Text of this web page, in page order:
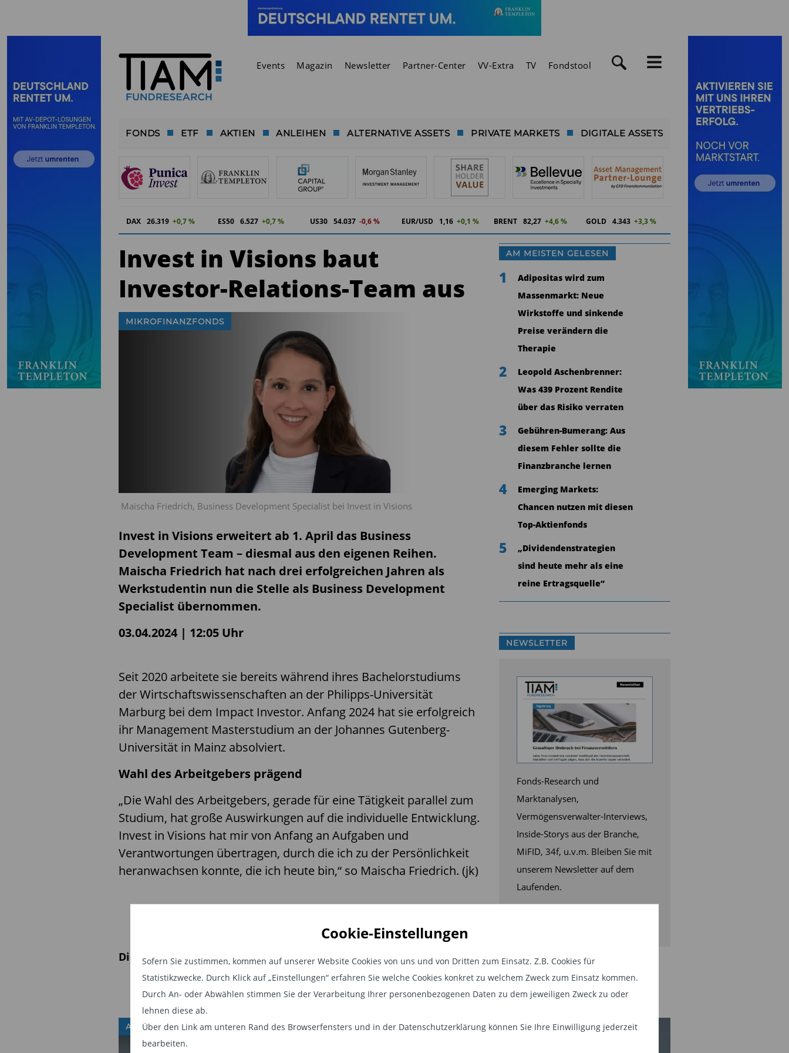
Cookie-Einstellungen
Sofern Sie zustimmen, kommen auf unserer Website Cookies von uns und von Dritten zum Einsatz. Z.B. Cookies für
Statistikzwecke. Durch Klick auf „Einstellungen“ erfahren Sie welche Cookies konkret zu welchem Zweck zum Einsatz kommen.
Durch An- oder Abwählen stimmen Sie der Verarbeitung Ihrer personenbezogenen Daten zu dem jeweiligen Zweck zu oder
lehnen diese ab.
Über den Link am unteren Rand des Browserfensters und in der Datenschutzerklärung können Sie Ihre Einwilligung jederzeit
bearbeiten.
Events Magazin Newsletter Partner-Center VV-Extra TV Fondstool
FONDS ETF AKTIEN ANLEIHEN ALTERNATIVE ASSETS PRIVATE MARKETS DIGITALE ASSETS
DAX 26.319 +0,7 % ES50 6.527 +0,7 % US30 54.037 -0,6 % EUR/USD 1,16 +0,1 % BRENT 82,27 +4,6 % GOLD 4.343 +3,3 %
Invest in Visions baut
Investor-Relations-Team aus
Maischa Friedrich, Business Development Specialist bei Invest in Visions
MIKROFINANZFONDS
Invest in Visions erweitert ab 1. April das Business
Development Team – diesmal aus den eigenen Reihen.
Maischa Friedrich hat nach drei erfolgreichen Jahren als
Werkstudentin nun die Stelle als Business Development
Specialist übernommen.
03.04.2024 | 12:05 Uhr
Seit 2020 arbeitete sie bereits während ihres Bachelorstudiums
der Wirtschaftswissenschaften an der Philipps-Universität
Marburg bei dem Impact Investor. Anfang 2024 hat sie erfolgreich
ihr Management Masterstudium an der Johannes Gutenberg-
Universität in Mainz absolviert.
Wahl des Arbeitgebers prägend
„Die Wahl des Arbeitgebers, gerade für eine Tätigkeit parallel zum
Studium, hat große Auswirkungen auf die individuelle Entwicklung.
Invest in Visions hat mir von Anfang an Aufgaben und
Verantwortungen übertragen, durch die ich zu der Persönlichkeit
heranwachsen konnte, die ich heute bin,“ so Maischa Friedrich. (jk)
Diesen Beitrag teilen:
AM MEISTEN GELESEN
1
Adipositas wird zum
Massenmarkt: Neue
Wirkstoffe und sinkende
Preise verändern die
Therapie
2
Leopold Aschenbrenner:
Was 439 Prozent Rendite
über das Risiko verraten
3
Gebühren-Bumerang: Aus
diesem Fehler sollte die
Finanzbranche lernen
4
Emerging Markets:
Chancen nutzen mit diesen
Top-Aktienfonds
5
„Dividendenstrategien
sind heute mehr als eine
reine Ertragsquelle“
NEWSLETTER
Fonds-Research und
Marktanalysen,
Vermögensverwalter-Interviews,
Inside-Storys aus der Branche,
MiFID, 34f, u.v.m. Bleiben Sie mit
unserem Newsletter auf dem
Laufenden.
ANLEIHEFONDS MIKROFINANZFONDS PERSONAL NEWS